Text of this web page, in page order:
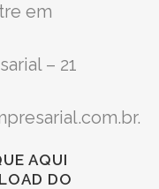
em
– 21
AQUI
DO